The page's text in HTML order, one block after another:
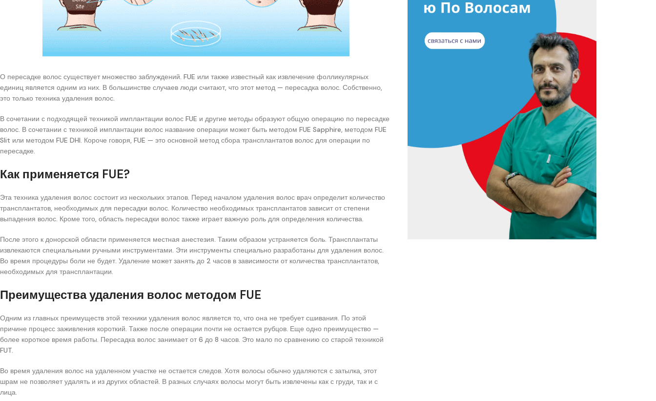
О пересадке волос существует множество заблуждений. FUE или также известный как извлечение фолликулярных
единиц является одним из них. В большинстве случаев люди считают, что этот метод — пересадка волос. Собственно,
это только техника удаления волос.
В сочетании с подходящей техникой имплантации волос FUE и другие методы образуют общую операцию по пересадке
волос. В сочетании с техникой имплантации волос название операции может быть методом FUE Sapphire, методом FUE
Slit или методом FUE DHI. Короче говоря, FUE — это основной метод сбора трансплантатов волос для операции по
пересадке.
Как применяется FUE?
Эта техника удаления волос состоит из нескольких этапов. Перед началом удаления волос врач определит количество
трансплантатов, необходимых для пересадки волос. Количество необходимых трансплантатов зависит от степени
выпадения волос. Кроме того, область пересадки волос также играет важную роль для определения количества.
После этого к донорской области применяется местная анестезия. Таким образом устраняется боль. Трансплантаты
извлекаются специальными ручными инструментами. Эти инструменты специально разработаны для удаления волос.
Во время процедуры боли не будет. Удаление может занять до 2 часов в зависимости от количества трансплантатов,
необходимых для трансплантации.
Преимущества удаления волос методом FUE
Одним из главных преимуществ этой техники удаления волос является то, что она не требует сшивания. По этой
причине процесс заживления короткий. Также после операции почти не остается рубцов. Еще одно преимущество —
более короткое время работы. Пересадка волос занимает от 6 до 8 часов. Это мало по сравнению со старой техникой
FUT.
Во время удаления волос на удаленном участке не остается следов. Хотя волосы обычно удаляются с затылка, этот
шрам не позволяет удалять и из других областей. В разных случаях волосы могут быть извлечены как с груди, так и с
лица.